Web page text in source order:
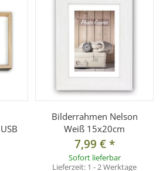
Bilderrahmen Nelson
Weiß 15x20cm
7,99 €*
Sofort lieferbar
Lieferzeit: 1 - 2 Werktage